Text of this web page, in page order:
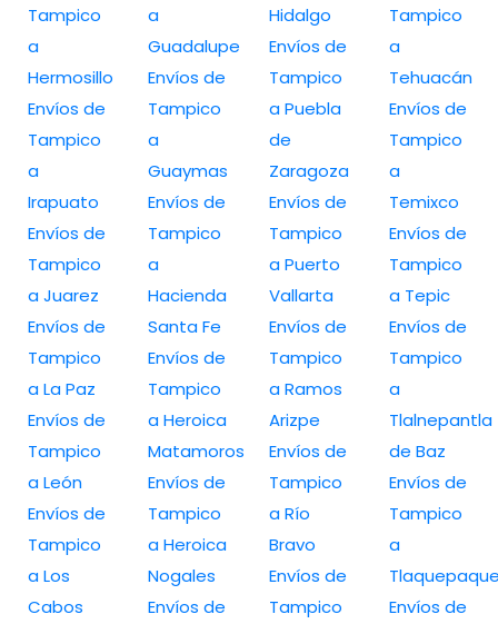
Tampico
a
Hermosillo
Envíos de
Tampico
a
Irapuato
Envíos de
Tampico
a Juarez
Envíos de
Tampico
a La Paz
Envíos de
Tampico
a León
Envíos de
Tampico
a Los
Cabos
a
Guadalupe
Envíos de
Tampico
a
Guaymas
Envíos de
Tampico
a
Hacienda
Santa Fe
Envíos de
Tampico
a Heroica
Matamoros
Envíos de
Tampico
a Heroica
Nogales
Envíos de
Hidalgo
Envíos de
Tampico
a Puebla
de
Zaragoza
Envíos de
Tampico
a Puerto
Vallarta
Envíos de
Tampico
a Ramos
Arizpe
Envíos de
Tampico
a Río
Bravo
Envíos de
Tampico
Tampico
a
Tehuacán
Envíos de
Tampico
a
Temixco
Envíos de
Tampico
a Tepic
Envíos de
Tampico
a
Tlalnepantla
de Baz
Envíos de
Tampico
a
Envíos de